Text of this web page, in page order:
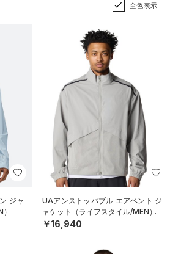
全色表示
ジャ
UAアンストッパブル エアベント ジ
ャケット（ライフスタイル/MEN）
￥16,940